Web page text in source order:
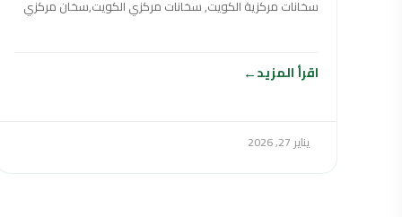
سخانات مركزية الكويت, سخانات مركزي الكويت,سخان مركزي
اقرأ المزيد
يناير 27, 2026